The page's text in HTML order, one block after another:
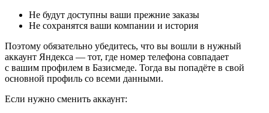
Не будут доступны ваши прежние заказы
Не сохранятся ваши компании и история
Поэтому обязательно убедитесь, что вы вошли в нужный
аккаунт Яндекса — тот, где номер телефона совпадает
с вашим профилем в Базисмеде. Тогда вы попадёте в свой
основной профиль со всеми данными.
Если нужно сменить аккаунт: